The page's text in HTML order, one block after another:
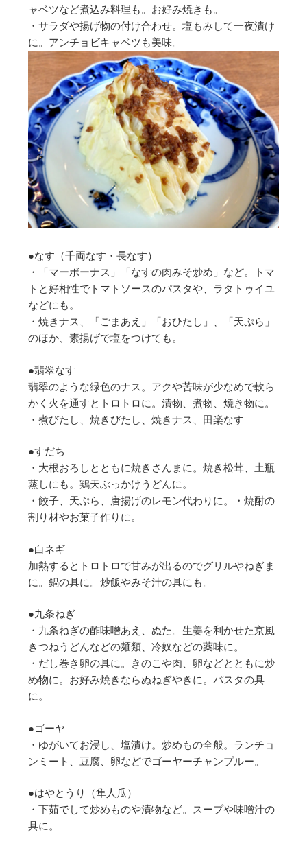
ャベツなど煮込み料理も。お好み焼きも。
・サラダや揚げ物の付け合わせ。塩もみして一夜漬け
に。アンチョビキャベツも美味。
●なす（千両なす・長なす）
・「マーボーナス」「なすの肉みそ炒め」など。トマ
トと好相性でトマトソースのパスタや、ラタトゥイユ
などにも。
・焼きナス、「ごまあえ」「おひたし」、「天ぷら」
のほか、素揚げで塩をつけても。
●翡翠なす
翡翠のような緑色のナス。アクや苦味が少なめで軟ら
かく火を通すとトロトロに。漬物、煮物、焼き物に。
・煮びたし、焼きびたし、焼きナス、田楽なす
●すだち
・大根おろしとともに焼きさんまに。焼き松茸、土瓶
蒸しにも。鶏天ぶっかけうどんに。
・餃子、天ぷら、唐揚げのレモン代わりに。・焼酎の
割り材やお菓子作りに。
●白ネギ
加熱するとトロトロで甘みが出るのでグリルやねぎま
に。鍋の具に。炒飯やみそ汁の具にも。
●九条ねぎ
・九条ねぎの酢味噌あえ、ぬた。生姜を利かせた京風
きつねうどんなどの麺類、冷奴などの薬味に。
・だし巻き卵の具に。きのこや肉、卵などとともに炒
め物に。お好み焼きならぬねぎやきに。パスタの具
に。
●ゴーヤ
・ゆがいてお浸し、塩漬け。炒めもの全般。ランチョ
ンミート、豆腐、卵などでゴーヤーチャンプルー。
●はやとうり（隼人瓜）
・下茹でして炒めものや漬物など。スープや味噌汁の
具に。